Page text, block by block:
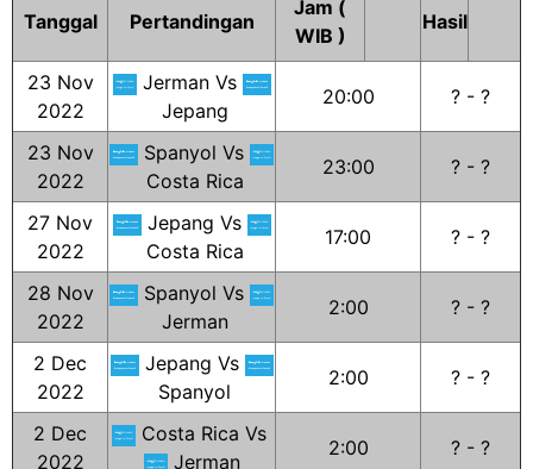
Tanggal Pertandingan
Jam (
WIB )
Hasil
23 Nov
2022
Jerman Vs
Jepang
20:00 ? - ?
23 Nov
2022
Spanyol Vs
Costa Rica
23:00 ? - ?
27 Nov
2022
Jepang Vs
Costa Rica
17:00 ? - ?
28 Nov
2022
Spanyol Vs
Jerman
2:00 ? - ?
2 Dec
2022
Jepang Vs
Spanyol
2:00 ? - ?
2 Dec
2022
Costa Rica Vs
Jerman
2:00 ? - ?